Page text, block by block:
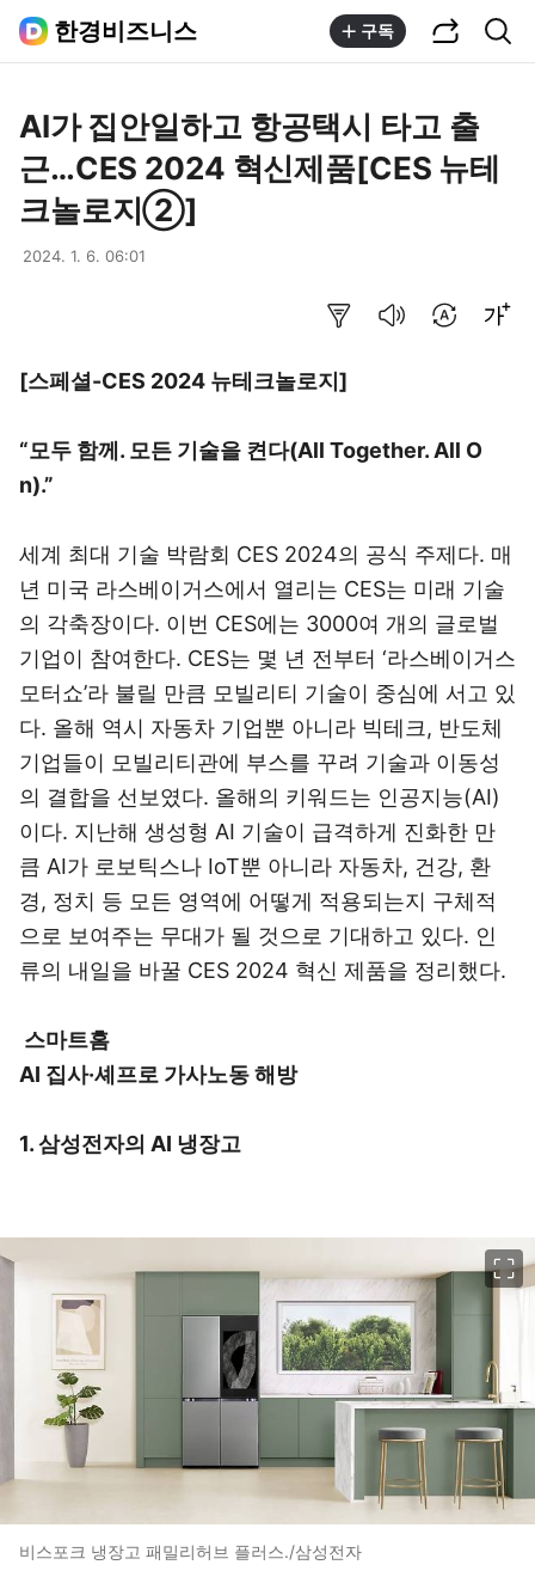
한경비즈니스 구독
AI가 집안일하고 항공택시 타고 출
근…CES 2024 혁신제품[CES 뉴테
크놀로지②]
2024. 1. 6. 06:01
[스페셜-CES 2024 뉴테크놀로지]
“모두 함께. 모든 기술을 켠다(All Together. All O
n).”
세계 최대 기술 박람회 CES 2024의 공식 주제다. 매
년 미국 라스베이거스에서 열리는 CES는 미래 기술
의 각축장이다. 이번 CES에는 3000여 개의 글로벌
기업이 참여한다. CES는 몇 년 전부터 ‘라스베이거스
모터쇼’라 불릴 만큼 모빌리티 기술이 중심에 서고 있
다. 올해 역시 자동차 기업뿐 아니라 빅테크, 반도체
기업들이 모빌리티관에 부스를 꾸려 기술과 이동성
의 결합을 선보였다. 올해의 키워드는 인공지능(AI)
이다. 지난해 생성형 AI 기술이 급격하게 진화한 만
큼 AI가 로보틱스나 IoT뿐 아니라 자동차, 건강, 환
경, 정치 등 모든 영역에 어떻게 적용되는지 구체적
으로 보여주는 무대가 될 것으로 기대하고 있다. 인
류의 내일을 바꿀 CES 2024 혁신 제품을 정리했다.
스마트홈
AI 집사·셰프로 가사노동 해방
1. 삼성전자의 AI 냉장고
비스포크 냉장고 패밀리허브 플러스./삼성전자